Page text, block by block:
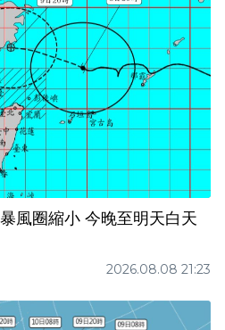
風圈縮小 今晚至明天白天
2026.08.08 21:23